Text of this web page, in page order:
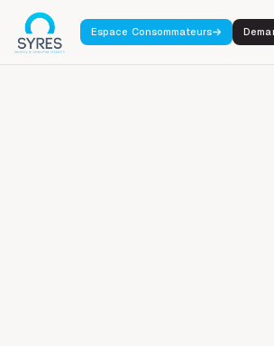
Espace Consommateurs